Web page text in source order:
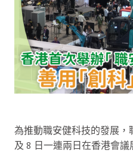
為推動職安健科技的發展，
及 8 日一連兩日在香港會